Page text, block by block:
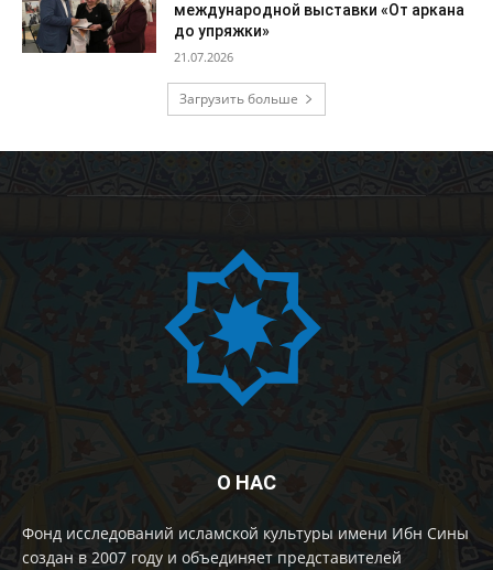
международной выставки «От аркана
до упряжки»
21.07.2026
Загрузить больше
О НАС
Фонд исследований исламской культуры имени Ибн Сины
создан в 2007 году и объединяет представителей